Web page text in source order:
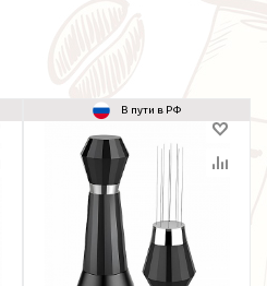
В пути в РФ